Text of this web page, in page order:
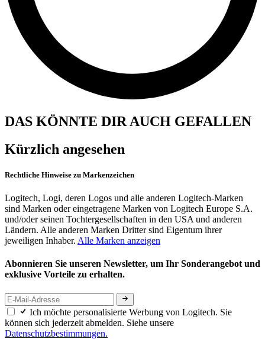
DAS KÖNNTE DIR AUCH GEFALLEN
Kürzlich angesehen
Rechtliche Hinweise zu Markenzeichen
Logitech, Logi, deren Logos und alle anderen Logitech-Marken
sind Marken oder eingetragene Marken von Logitech Europe S.A.
und/oder seinen Tochtergesellschaften in den USA und anderen
Ländern. Alle anderen Marken Dritter sind Eigentum ihrer
jeweiligen Inhaber. Alle Marken anzeigen
Abonnieren Sie unseren Newsletter, um Ihr Sonderangebot und
exklusive Vorteile zu erhalten.
Ich möchte personalisierte Werbung von Logitech. Sie
können sich jederzeit abmelden. Siehe unsere
Datenschutzbestimmungen.